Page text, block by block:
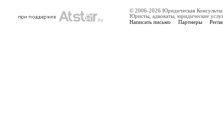
© 2006-2026 Юридическая
Юристы, адвокаты, юридические
Написать письмо Партнеры